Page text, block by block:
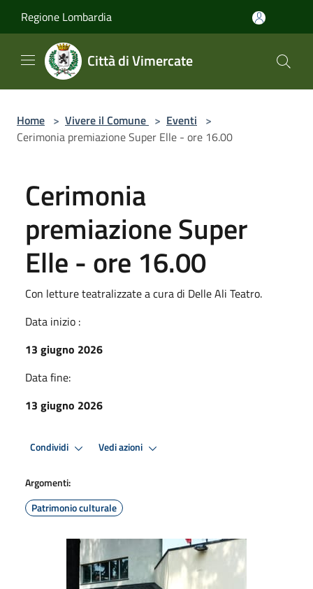
Regione Lombardia
Città di Vimercate
Home > Vivere il Comune > Eventi >
Cerimonia premiazione Super Elle - ore 16.00
Cerimonia
premiazione Super
Elle - ore 16.00
Con letture teatralizzate a cura di Delle Ali Teatro.
Data inizio :
13 giugno 2026
Data fine:
13 giugno 2026
Condividi Vedi azioni
Argomenti:
Patrimonio culturale